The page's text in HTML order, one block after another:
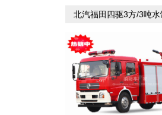
北汽福田四驱3方/3吨